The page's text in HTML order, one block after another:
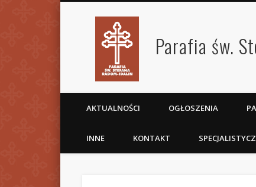
Parafia św.
AKTUALNOŚCI OGŁOSZENIA
INNE KONTAKT